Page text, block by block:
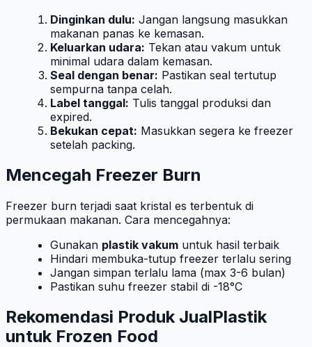
Dinginkan dulu: Jangan langsung masukkan
makanan panas ke kemasan.
Keluarkan udara: Tekan atau vakum untuk
minimal udara dalam kemasan.
Seal dengan benar: Pastikan seal tertutup
sempurna tanpa celah.
Label tanggal: Tulis tanggal produksi dan
expired.
Bekukan cepat: Masukkan segera ke freezer
setelah packing.
Mencegah Freezer Burn
Freezer burn terjadi saat kristal es terbentuk di
permukaan makanan. Cara mencegahnya:
Gunakan plastik vakum untuk hasil terbaik
Hindari membuka-tutup freezer terlalu sering
Jangan simpan terlalu lama (max 3-6 bulan)
Pastikan suhu freezer stabil di -18°C
Rekomendasi Produk JualPlastik
untuk Frozen Food